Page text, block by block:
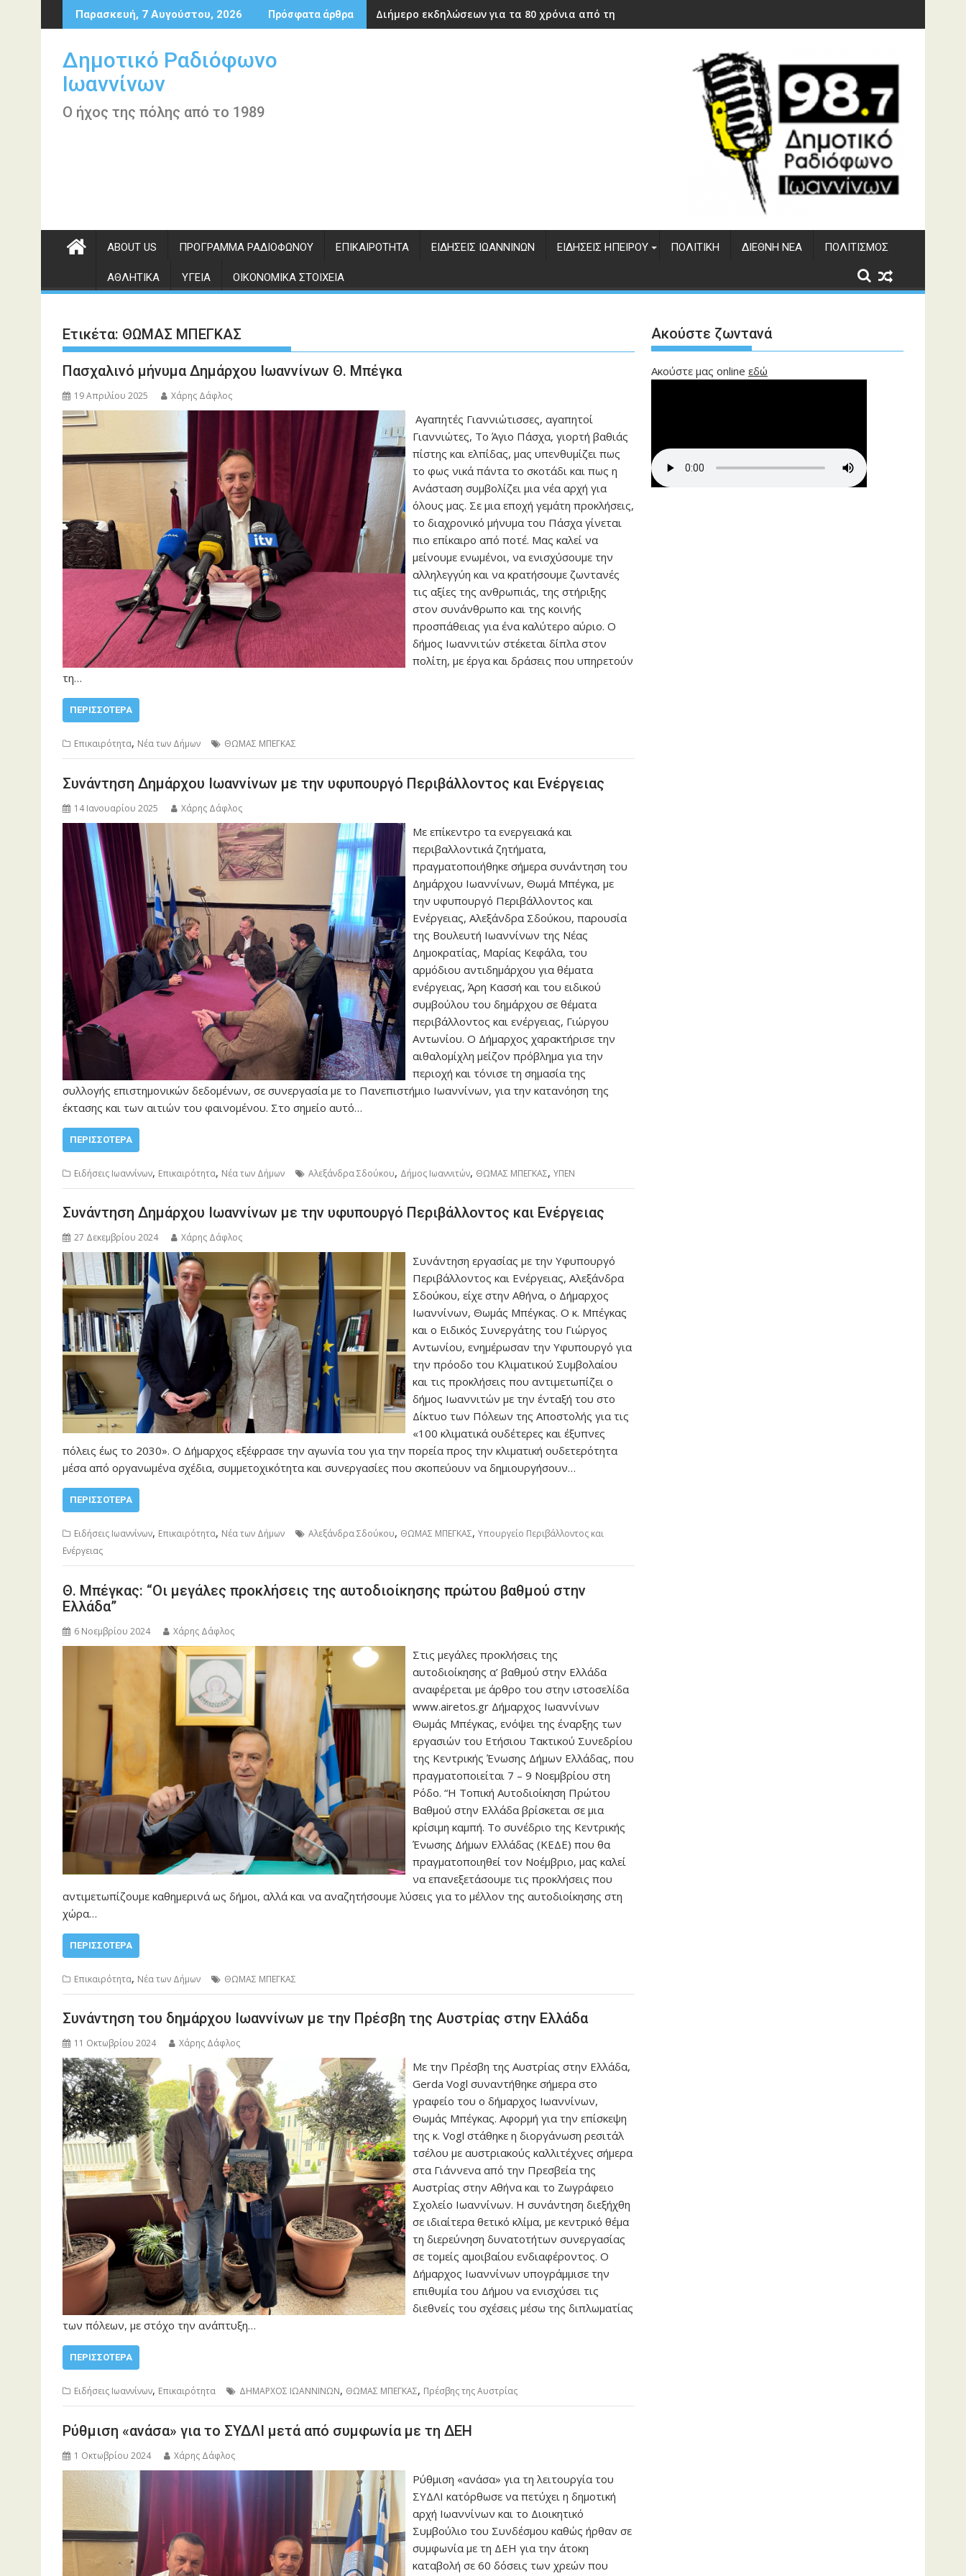
Περάστε
στο
Παρασκευή, 7 Αυγούστου, 2026 Πρόσφατα άρθρα Διήμερο εκδηλώσεων για τα 80 χρόνια από την ίδρυση του ΔΣΕ
Δημοτικό Ραδιόφωνο
Ιωαννίνων
Ο ήχος της πόλης από το 1989
ABOUT US ΠΡΌΓΡΑΜΜΑ ΡΑΔΙΟΦΏΝΟΥ ΕΠΙΚΑΙΡΌΤΗΤΑ ΕΙΔΉΣΕΙΣ ΙΩΑΝΝΊΝΩΝ ΕΙΔΉΣΕΙΣ ΗΠΕΊΡΟΥ ΠΟΛΙΤΙΚΉ ΔΙΕΘΝΉ ΝΈΑ ΠΟΛΙΤΙΣΜΌΣ
ΑΘΛΗΤΙΚΆ ΥΓΕΊΑ ΟΙΚΟΝΟΜΙΚΆ ΣΤΟΙΧΕΊΑ
Ετικέτα: ΘΩΜΑΣ ΜΠΕΓΚΑΣ
Πασχαλινό μήνυμα Δημάρχου Ιωαννίνων Θ. Μπέγκα
19 Απριλίου 2025 Χάρης Δάφλος
Αγαπητές Γιαννιώτισσες, αγαπητοί
Γιαννιώτες, Το Άγιο Πάσχα, γιορτή βαθιάς
πίστης και ελπίδας, μας υπενθυμίζει πως
το φως νικά πάντα το σκοτάδι και πως η
Ανάσταση συμβολίζει μια νέα αρχή για
όλους μας. Σε μια εποχή γεμάτη προκλήσεις,
το διαχρονικό μήνυμα του Πάσχα γίνεται
πιο επίκαιρο από ποτέ. Μας καλεί να
μείνουμε ενωμένοι, να ενισχύσουμε την
αλληλεγγύη και να κρατήσουμε ζωντανές
τις αξίες της ανθρωπιάς, της στήριξης
στον συνάνθρωπο και της κοινής
προσπάθειας για ένα καλύτερο αύριο. Ο
δήμος Ιωαννιτών στέκεται δίπλα στον
πολίτη, με έργα και δράσεις που υπηρετούν
τη…
ΠΕΡΙΣΣΌΤΕΡΑ
Επικαιρότητα, Νέα των Δήμων ΘΩΜΑΣ ΜΠΕΓΚΑΣ
Συνάντηση Δημάρχου Ιωαννίνων με την υφυπουργό Περιβάλλοντος και Ενέργειας
14 Ιανουαρίου 2025 Χάρης Δάφλος
Με επίκεντρο τα ενεργειακά και
περιβαλλοντικά ζητήματα,
πραγματοποιήθηκε σήμερα συνάντηση του
Δημάρχου Ιωαννίνων, Θωμά Μπέγκα, με
την υφυπουργό Περιβάλλοντος και
Ενέργειας, Αλεξάνδρα Σδούκου, παρουσία
της Βουλευτή Ιωαννίνων της Νέας
Δημοκρατίας, Μαρίας Κεφάλα, του
αρμόδιου αντιδημάρχου για θέματα
ενέργειας, Άρη Κασσή και του ειδικού
συμβούλου του δημάρχου σε θέματα
περιβάλλοντος και ενέργειας, Γιώργου
Αντωνίου. Ο Δήμαρχος χαρακτήρισε την
αιθαλομίχλη μείζον πρόβλημα για την
περιοχή και τόνισε τη σημασία της
συλλογής επιστημονικών δεδομένων, σε συνεργασία με το Πανεπιστήμιο Ιωαννίνων, για την κατανόηση της
έκτασης και των αιτιών του φαινομένου. Στο σημείο αυτό…
ΠΕΡΙΣΣΌΤΕΡΑ
Ειδήσεις Ιωαννίνων, Επικαιρότητα, Νέα των Δήμων Αλεξάνδρα Σδούκου, Δήμος Ιωαννιτών, ΘΩΜΑΣ ΜΠΕΓΚΑΣ, ΥΠΕΝ
Συνάντηση Δημάρχου Ιωαννίνων με την υφυπουργό Περιβάλλοντος και Ενέργειας
27 Δεκεμβρίου 2024 Χάρης Δάφλος
Συνάντηση εργασίας με την Υφυπουργό
Περιβάλλοντος και Ενέργειας, Αλεξάνδρα
Σδούκου, είχε στην Αθήνα, ο Δήμαρχος
Ιωαννίνων, Θωμάς Μπέγκας. Ο κ. Μπέγκας
και ο Ειδικός Συνεργάτης του Γιώργος
Αντωνίου, ενημέρωσαν την Υφυπουργό για
την πρόοδο του Κλιματικού Συμβολαίου
και τις προκλήσεις που αντιμετωπίζει ο
δήμος Ιωαννιτών με την ένταξή του στο
Δίκτυο των Πόλεων της Αποστολής για τις
«100 κλιματικά ουδέτερες και έξυπνες
πόλεις έως το 2030». Ο Δήμαρχος εξέφρασε την αγωνία του για την πορεία προς την κλιματική ουδετερότητα
μέσα από οργανωμένα σχέδια, συμμετοχικότητα και συνεργασίες που σκοπεύουν να δημιουργήσουν…
ΠΕΡΙΣΣΌΤΕΡΑ
Ειδήσεις Ιωαννίνων, Επικαιρότητα, Νέα των Δήμων Αλεξάνδρα Σδούκου, ΘΩΜΑΣ ΜΠΕΓΚΑΣ, Υπουργείο Περιβάλλοντος και
Ενέργειας
Θ. Μπέγκας: “Οι μεγάλες προκλήσεις της αυτοδιοίκησης πρώτου βαθμού στην
Ελλάδα”
6 Νοεμβρίου 2024 Χάρης Δάφλος
Στις μεγάλες προκλήσεις της
αυτοδιοίκησης α’ βαθμού στην Ελλάδα
αναφέρεται με άρθρο του στην ιστοσελίδα
www.airetos.gr Δήμαρχος Ιωαννίνων
Θωμάς Μπέγκας, ενόψει της έναρξης των
εργασιών του Ετήσιου Τακτικού Συνεδρίου
της Κεντρικής Ένωσης Δήμων Ελλάδας, που
πραγματοποιείται 7 – 9 Νοεμβρίου στη
Ρόδο. “Η Τοπική Αυτοδιοίκηση Πρώτου
Βαθμού στην Ελλάδα βρίσκεται σε μια
κρίσιμη καμπή. Το συνέδριο της Κεντρικής
Ένωσης Δήμων Ελλάδας (ΚΕΔΕ) που θα
πραγματοποιηθεί τον Νοέμβριο, μας καλεί
να επανεξετάσουμε τις προκλήσεις που
αντιμετωπίζουμε καθημερινά ως δήμοι, αλλά και να αναζητήσουμε λύσεις για το μέλλον της αυτοδιοίκησης στη
χώρα…
ΠΕΡΙΣΣΌΤΕΡΑ
Επικαιρότητα, Νέα των Δήμων ΘΩΜΑΣ ΜΠΕΓΚΑΣ
Συνάντηση του δημάρχου Ιωαννίνων με την Πρέσβη της Αυστρίας στην Ελλάδα
11 Οκτωβρίου 2024 Χάρης Δάφλος
Με την Πρέσβη της Αυστρίας στην Ελλάδα,
Gerda Vogl συναντήθηκε σήμερα στο
γραφείο του ο δήμαρχος Ιωαννίνων,
Θωμάς Μπέγκας. Αφορμή για την επίσκεψη
της κ. Vogl στάθηκε η διοργάνωση ρεσιτάλ
τσέλου με αυστριακούς καλλιτέχνες σήμερα
στα Γιάννενα από την Πρεσβεία της
Αυστρίας στην Αθήνα και το Ζωγράφειο
Σχολείο Ιωαννίνων. Η συνάντηση διεξήχθη
σε ιδιαίτερα θετικό κλίμα, με κεντρικό θέμα
τη διερεύνηση δυνατοτήτων συνεργασίας
σε τομείς αμοιβαίου ενδιαφέροντος. Ο
Δήμαρχος Ιωαννίνων υπογράμμισε την
επιθυμία του Δήμου να ενισχύσει τις
διεθνείς του σχέσεις μέσω της διπλωματίας
των πόλεων, με στόχο την ανάπτυξη…
ΠΕΡΙΣΣΌΤΕΡΑ
Ειδήσεις Ιωαννίνων, Επικαιρότητα ΔΗΜΑΡΧΟΣ ΙΩΑΝΝΙΝΩΝ, ΘΩΜΑΣ ΜΠΕΓΚΑΣ, Πρέσβης της Αυστρίας
Ρύθμιση «ανάσα» για το ΣΥΔΛΙ μετά από συμφωνία με τη ΔΕΗ
1 Οκτωβρίου 2024 Χάρης Δάφλος
Ρύθμιση «ανάσα» για τη λειτουργία του
ΣΥΔΛΙ κατόρθωσε να πετύχει η δημοτική
αρχή Ιωαννίνων και το Διοικητικό
Συμβούλιο του Συνδέσμου καθώς ήρθαν σε
συμφωνία με τη ΔΕΗ για την άτοκη
καταβολή σε 60 δόσεις των χρεών που
Ακούστε ζωντανά
Ακούστε μας online εδώ